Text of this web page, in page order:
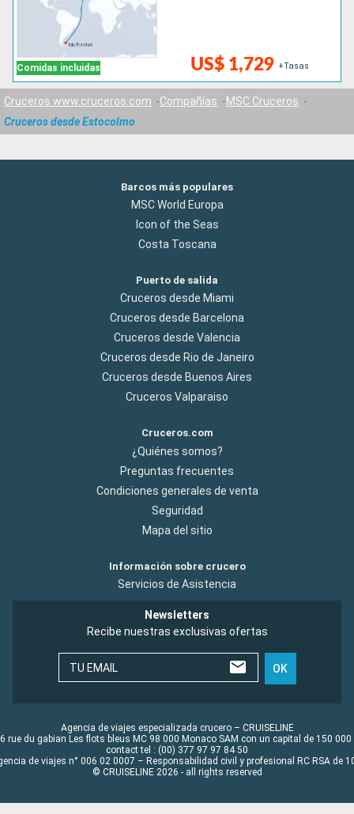
Comidas incluidas US$ 1,729 +Tasas
Cruceros www.cruceros.com Compañías
MSC Cruceros
Cruceros desde Estocolmo
Barcos más populares
MSC World Europa
Icon of the Seas
Costa Toscana
Puerto de salida
Cruceros desde Miami
Cruceros desde Barcelona
Cruceros desde Valencia
Cruceros desde Rio de Janeiro
Cruceros desde Buenos Aires
Cruceros Valparaiso
Cruceros.com
¿Quiénes somos?
Preguntas frecuentes
Condiciones generales de venta
Seguridad
Mapa del sitio
Información sobre crucero
Servicios de Asistencia
Newsletters
Recibe nuestras exclusivas ofertas
TU EMAIL OK
Agencia de viajes especializada crucero – CRUISELINE
rue du gabian Les flots bleus MC 98 000 Monaco SAM con un capital de 150 000
contact tel : (00) 377 97 97 84 50
de viajes n° 006 02 0007 – Responsabilidad civil y profesional RC RSA de
© CRUISELINE 2026 - all rights reserved